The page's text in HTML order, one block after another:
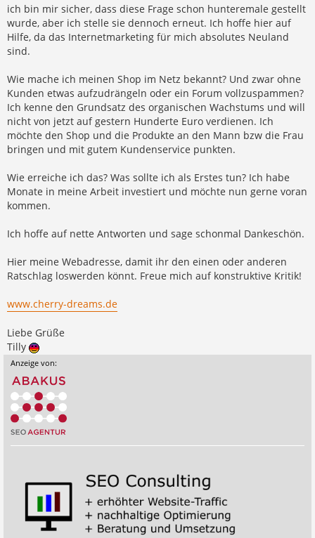
g
ich bin mir sicher, dass diese Frage schon hunteremale gestellt
wurde, aber ich stelle sie dennoch erneut. Ich hoffe hier auf
Hilfe, da das Internetmarketing für mich absolutes Neuland
sind.
Wie mache ich meinen Shop im Netz bekannt? Und zwar ohne
Kunden etwas aufzudrängeln oder ein Forum vollzuspammen?
Ich kenne den Grundsatz des organischen Wachstums und will
nicht von jetzt auf gestern Hunderte Euro verdienen. Ich
möchte den Shop und die Produkte an den Mann bzw die Frau
bringen und mit gutem Kundenservice punkten.
Wie erreiche ich das? Was sollte ich als Erstes tun? Ich habe
Monate in meine Arbeit investiert und möchte nun gerne voran
kommen.
Ich hoffe auf nette Antworten und sage schonmal Dankeschön.
Hier meine Webadresse, damit ihr den einen oder anderen
Ratschlag loswerden könnt. Freue mich auf konstruktive Kritik!
www.cherry-dreams.de
Liebe Grüße
Tilly
Anzeige von: